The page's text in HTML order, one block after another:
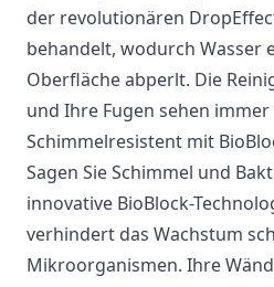
der revolutionären
behandelt, wodurch Wasser
Oberfläche abperlt. Die
und Ihre Fugen sehen immer
Schimmelresistent mit
Sagen Sie Schimmel und
innovative BioBlock-
verhindert das Wachstum
Mikroorganismen. Ihre